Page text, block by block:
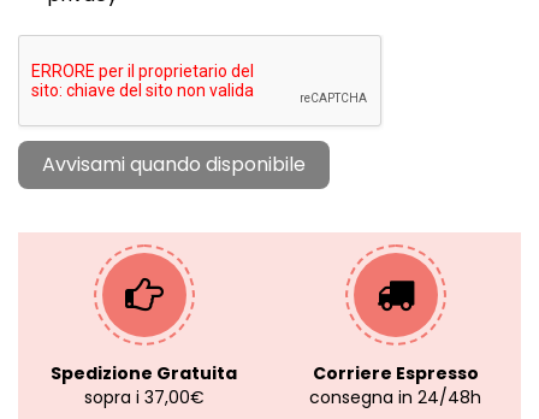
Spedizione Gratuita
sopra i 37,00€
Corriere Espresso
consegna in 24/48h